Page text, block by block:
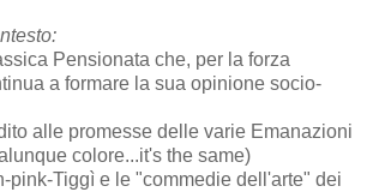
Pensionata che, per la forza
a formare la sua opinione socio-
alle promesse delle varie Emanazioni
colore...it's the same)
pink-Tiggì e le "commedie dell'arte" dei